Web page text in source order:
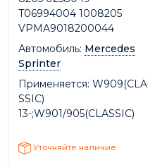
T06994004 1008205
VPMA9018200044
Автомобиль: Mercedes
Sprinter
Применяется: W909(CLA
SSIC)
13-;W901/905(CLASSIC)
Уточняйте наличие